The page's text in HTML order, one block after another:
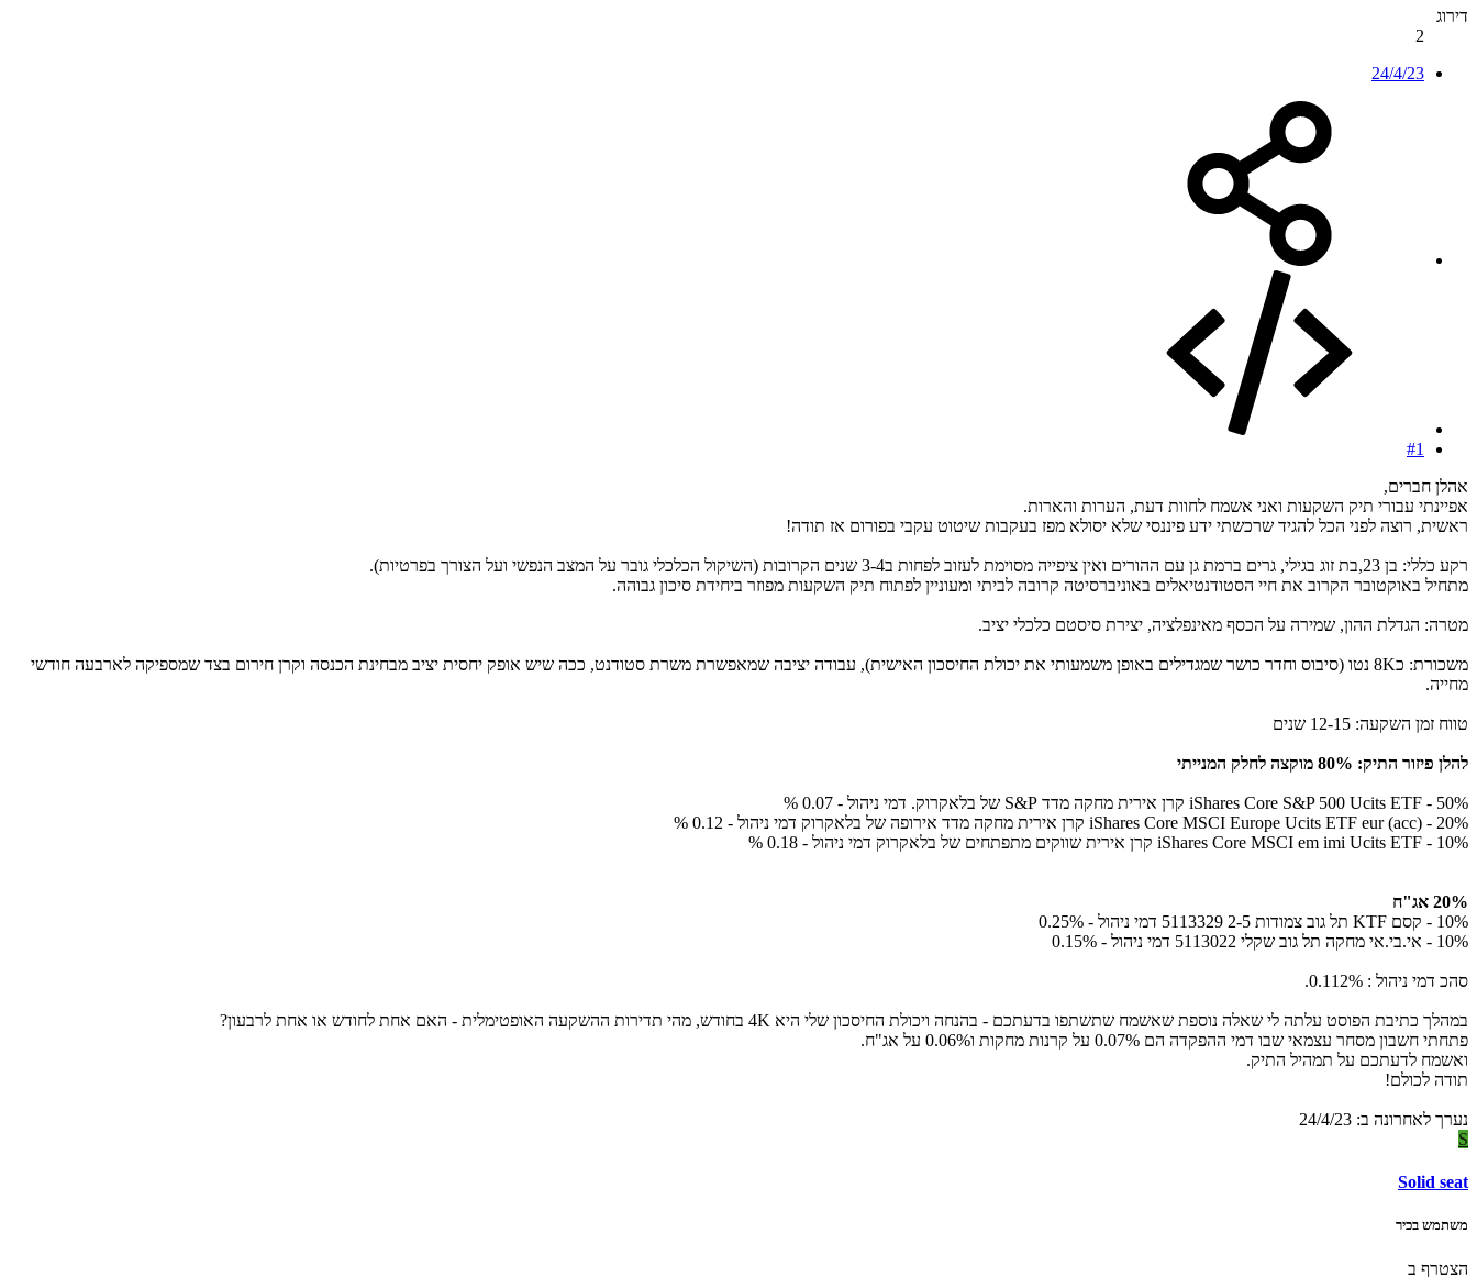
דירוג
2
24/4/23
#1
אהלן חברים,
אפיינתי עבורי תיק השקעות ואני אשמח לחוות דעת, הערות והארות.
ראשית, רוצה לפני הכל להגיד שרכשתי ידע פיננסי שלא יסולא מפז בעקבות שיטוט עקבי בפורום אז תודה!
רקע כללי: בן 23,בת זוג בגילי, גרים ברמת גן עם ההורים ואין ציפייה מסוימת לעזוב לפחות ב3-4 שנים הקרובות (השיקול הכלכלי גובר על המצב הנפשי ועל הצורך בפרטיות).
מתחיל באוקטובר הקרוב את חיי הסטודנטיאלים באוניברסיטה קרובה לביתי ומעוניין לפתוח תיק השקעות מפוזר ביחידת סיכון גבוהה.
מטרה: הגדלת ההון, שמירה על הכסף מאינפלציה, יצירת סיסטם כלכלי יציב.
משכורת: כ8K נטו (סיבוס וחדר כושר שמגדילים באופן משמעותי את יכולת החיסכון האישית), עבודה יציבה שמאפשרת משרת סטודנט, ככה שיש אופק יחסית יציב מבחינת הכנסה וקרן חירום בצד שמספיקה לארבעה חודשי
מחייה.
טווח זמן השקעה: 12-15 שנים
להלן פיזור התיק: 80% מוקצה לחלק המנייתי
50% - iShares Core S&P 500 Ucits ETF קרן אירית מחקה מדד S&P של בלאקרוק. דמי ניהול - 0.07 %
20% - iShares Core MSCI Europe Ucits ETF eur (acc) קרן אירית מחקה מדד אירופה של בלאקרוק דמי ניהול - 0.12 %
10% - iShares Core MSCI em imi Ucits ETF קרן אירית שווקים מתפתחים של בלאקרוק דמי ניהול - 0.18 %
20% אג"ח
10% - קסם KTF תל גוב צמודות 2-5 5113329 דמי ניהול - 0.25%
10% - אי.בי.אי מחקה תל גוב שקלי 5113022 דמי ניהול - 0.15%
סהכ דמי ניהול : 0.112%.
במהלך כתיבת הפוסט עלתה לי שאלה נוספת שאשמח שתשתפו בדעתכם - בהנחה ויכולת החיסכון שלי היא 4K בחודש, מהי תדירות ההשקעה האופטימלית - האם אחת לחודש או אחת לרבעון?
פתחתי חשבון מסחר עצמאי שבו דמי ההפקדה הם 0.07% על קרנות מחקות ו0.06% על אג"ח.
ואשמח לדעתכם על תמהיל התיק.
תודה לכולם!
נערך לאחרונה ב: 24/4/23
S
Solid seat
משתמש בכיר
הצטרף ב